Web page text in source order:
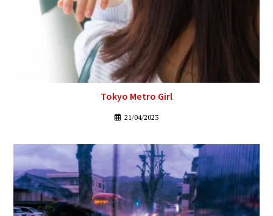
Tokyo Metro Girl
21/04/2023